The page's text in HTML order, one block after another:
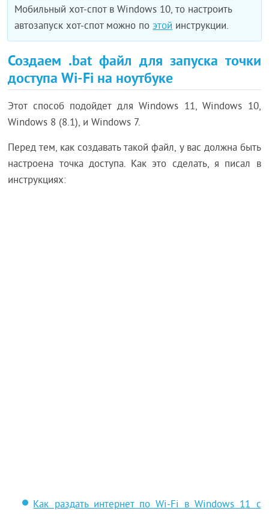
Мобильный хот-спот в Windows 10, то настроить
автозапуск хот-спот можно поэтойинструкции.
Создаем .bat файл для запуска точки
доступа Wi-Fi на ноутбуке
Этот способ подойдет для Windows 11, Windows 10,
Windows 8 (8.1), и Windows 7.
Перед тем, как создавать такой файл, у вас должна быть
настроена точка доступа. Как это сделать, я писал в
инструкциях:
Как раздать интернет по Wi-Fi в Windows 11 с